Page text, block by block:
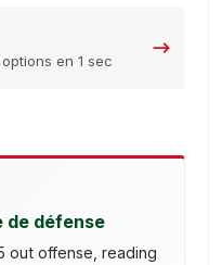
en 1 sec
de défense
out offense, reading